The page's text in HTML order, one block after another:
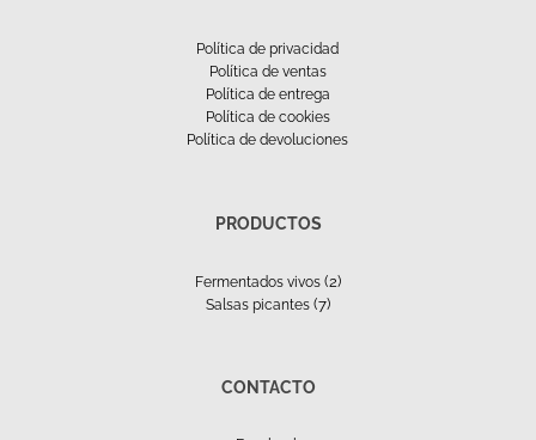
Política de privacidad
Política de ventas
Política de entrega
Política de cookies
Política de devoluciones
PRODUCTOS
Fermentados vivos (2)
Salsas picantes (7)
CONTACTO